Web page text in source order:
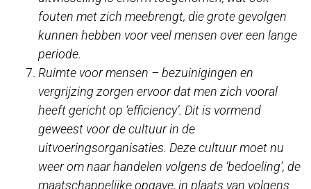
fouten met zich meebrengt, die grote gevolgen
kunnen hebben voor veel mensen over een lange
periode.
Ruimte voor mensen – bezuinigingen en
vergrijzing zorgen ervoor dat men zich vooral
heeft gericht op ‘efficiency’. Dit is vormend
geweest voor de cultuur in de
uitvoeringsorganisaties. Deze cultuur moet nu
weer om naar handelen volgens de ‘bedoeling’, de
maatschappelijke opgave, in plaats van volgens